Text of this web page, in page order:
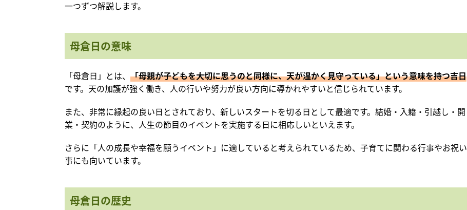
一つずつ解説します。
母倉日の意味
「母倉日」とは、 「母親が子どもを大切に思うのと同様に、天が温かく見守っている」という意味を持つ吉日
です。天の加護が強く働き、人の行いや努力が良い方向に導かれやすいと信じられています。
また、非常に縁起の良い日とされており、新しいスタートを切る日として最適です。結婚・入籍・引越し・開
業・契約のように、人生の節目のイベントを実施する日に相応しいといえます。
さらに「人の成長や幸福を願うイベント」に適していると考えられているため、子育てに関わる行事やお祝い
事にも向いています。
母倉日の歴史